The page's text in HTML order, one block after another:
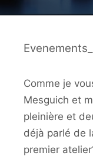
Comme je
Mesguich et
pleinière et
déjà parlé de
premier